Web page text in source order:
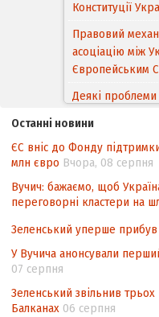
Конституції
Правовий
асоціацію між
Європейським
Деякі проблеми
походження
Угоди про
інтелектуальної
контексті
Аналіз
підрахунку
Останні новини
ЄС вніс до Фонду
млн євро Вчора, 08 серпня
Вучич: бажаємо, щоб
переговорні кластери на
Зеленський уперше прибув
У Вучича анонсували
07 серпня
Зеленський звільнив трьох
Балканах 06 серпня